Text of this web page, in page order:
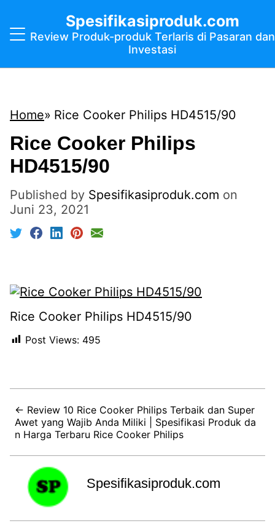
Spesifikasiproduk.com
Review Produk-produk Terlaris di Pasaran dan
Investasi
Home Rice Cooker Philips HD4515/90
Rice Cooker Philips
HD4515/90
Published by Spesifikasiproduk.com on
Juni 23, 2021
Rice Cooker Philips HD4515/90
Post Views: 495
← Review 10 Rice Cooker Philips Terbaik dan Super
Awet yang Wajib Anda Miliki | Spesifikasi Produk da
n Harga Terbaru Rice Cooker Philips
Spesifikasiproduk.com